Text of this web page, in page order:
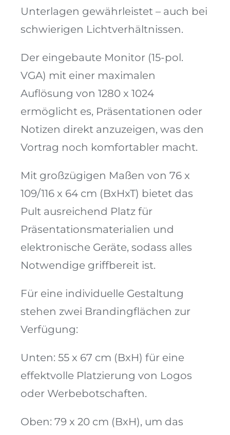
Unterlagen gewährleistet – auch bei
schwierigen Lichtverhältnissen.
Der eingebaute Monitor (15-pol.
VGA) mit einer maximalen
Auflösung von 1280 x 1024
ermöglicht es, Präsentationen oder
Notizen direkt anzuzeigen, was den
Vortrag noch komfortabler macht.
Mit großzügigen Maßen von 76 x
109/116 x 64 cm (BxHxT) bietet das
Pult ausreichend Platz für
Präsentationsmaterialien und
elektronische Geräte, sodass alles
Notwendige griffbereit ist.
Für eine individuelle Gestaltung
stehen zwei Brandingflächen zur
Verfügung:
Unten: 55 x 67 cm (BxH) für eine
effektvolle Platzierung von Logos
oder Werbebotschaften.
Oben: 79 x 20 cm (BxH), um das